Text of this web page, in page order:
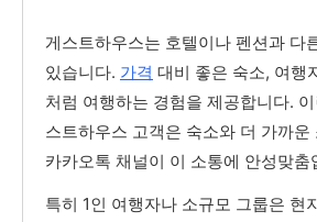
게스트하우스는 호텔이나 펜션과 다
있습니다. 가격 대비 좋은 숙소, 여행
처럼 여행하는 경험을 제공합니다.
스트하우스 고객은 숙소와 더 가까운
카카오톡 채널이 이 소통에 안성맞춤
특히 1인 여행자나 소규모 그룹은 현